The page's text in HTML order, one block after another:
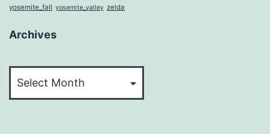
yosemite_fall yosemite_valley zelda
Archives